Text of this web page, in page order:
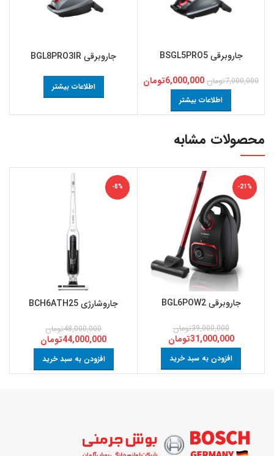
جاروبرقی BSGL5PRO5
7,000,000تومان 6,000,000تومان
اطلاعات بیشتر
جاروبرقی BGL8PRO3IR
اطلاعات بیشتر
محصولات مشابه
-21%
جاروبرقی BGL6POW2
39,000,000تومان
31,000,000تومان
افزودن به سبد خرید
-8%
جاروشارژی BCH6ATH25
48,000,000تومان
44,000,000تومان
افزودن به سبد خرید